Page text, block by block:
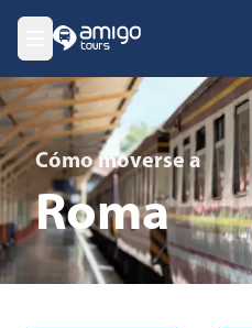
Cómo moverse a
Roma